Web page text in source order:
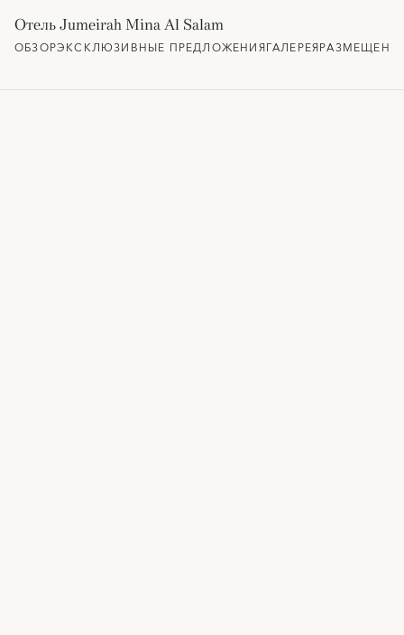
Отель Jumeirah Mina Al Salam
ОБЗОРЭКСКЛЮЗИВНЫЕ ПРЕДЛОЖЕНИЯГАЛЕРЕЯ